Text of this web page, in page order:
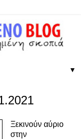
▼
Ξεκινούν αύριο
στην